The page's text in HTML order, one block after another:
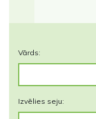
Vārds:
Izvēlies seju: